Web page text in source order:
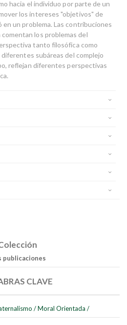
hacia el individuo por parte de un
los intereses "objetivos" de
un problema. Las contribuciones
los problemas del
tanto filosófica como
subáreas del complejo
reflejan diferentes perspectivas
publicaciones
CLAVE
/ Moral Orientada /